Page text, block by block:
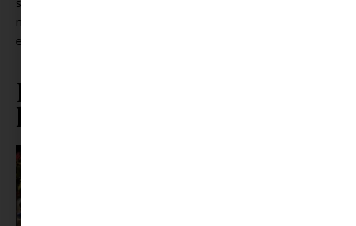
nem hozható. This promotion is in no way sponsored,
endorsed or administered by or associated with Facebook.
Ez is érdekelhet ebből a
kategóriából